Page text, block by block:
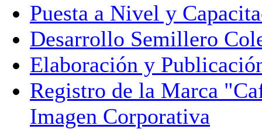
Puesta a Nivel y
Desarrollo Semillero
Elaboración y
Registro de la Marca
Imagen Corporativa